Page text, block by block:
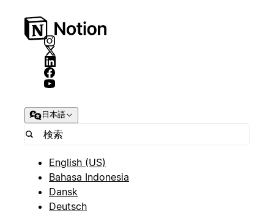
日本語
English (US)
Bahasa Indonesia
Dansk
Deutsch